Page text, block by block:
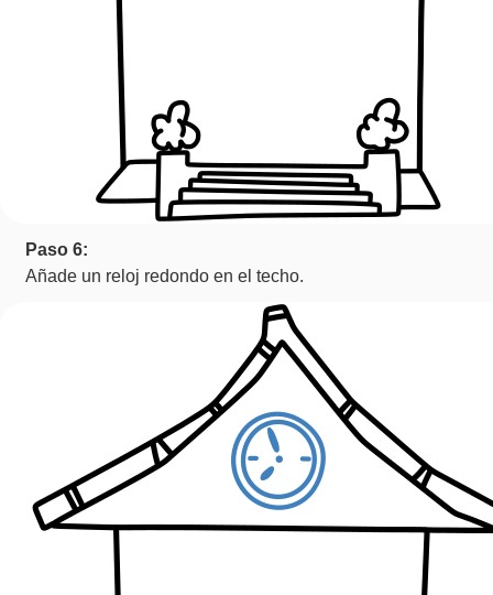
Paso 6:
Añade un reloj redondo en el techo.